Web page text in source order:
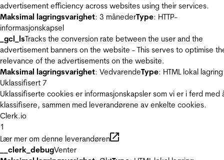
advertisement efficiency across websites using their services.
Maksimal lagringsvarighet: 3 månederType: HTTP-
informasjonskapsel
_gcl_lsTracks the conversion rate between the user and the
advertisement banners on the website - This serves to optimise
relevance of the advertisements on the website.
Maksimal lagringsvarighet: VedvarendeType: HTML lokal lagring
Uklassifisert 7
Uklassifiserte cookies er informasjonskapsler som vi er i ferd med
klassifisere, sammen med leverandørene av enkelte cookies.
Clerk.io
1
Lær mer om denne leverandøren
__clerk_debugVenter